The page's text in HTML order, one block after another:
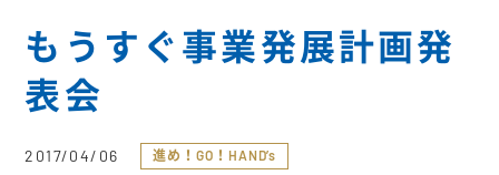
もうすぐ事業発展計画発
表会
2017/04/06 進め！GO！HAND’s